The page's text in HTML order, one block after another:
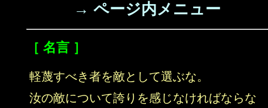
→ ページ内メニュー
［ 名言 ］
軽蔑すべき者を敵として選ぶな。
汝の敵について誇りを感じなければならな